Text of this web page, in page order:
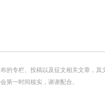
的专栏、投稿以及征文相关文章，其
第一时间核实，谢谢配合。